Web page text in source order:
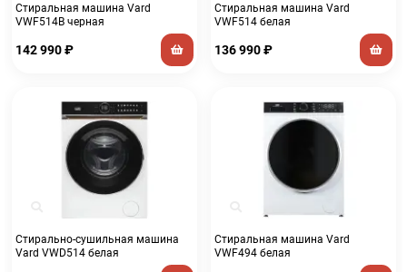
Стиральная машина Vard
VWF514B черная
142 990₽
Стиральная машина Vard
VWF514 белая
136 990₽
Стирально-сушильная машина
Vard VWD514 белая
Стиральная машина Vard
VWF494 белая